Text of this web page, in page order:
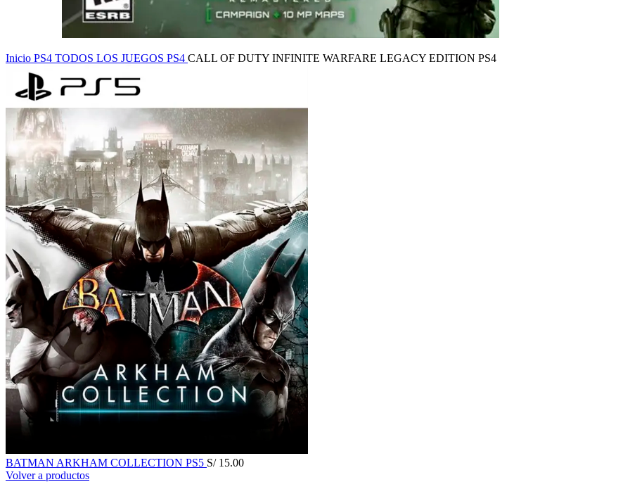
Inicio PS4 TODOS LOS JUEGOS PS4 CALL OF DUTY INFINITE WARFARE LEGACY EDITION PS4
BATMAN ARKHAM COLLECTION PS5 S/15.00
Volver a productos